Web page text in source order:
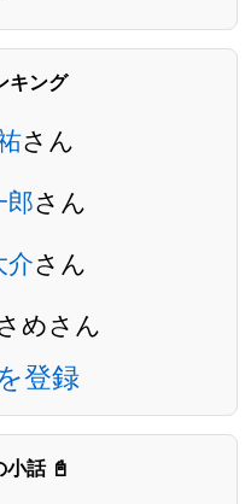
キング
さん
郎さん
介さん
めさん
登録
話 📓